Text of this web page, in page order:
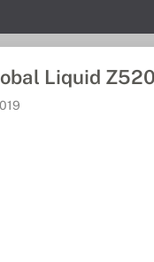
Liquid Z520